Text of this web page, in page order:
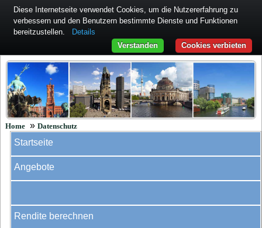
Home » Datenschutz
Startseite
Angebote
Rendite berechnen
Diese Internetseite verwendet Cookies, um die Nutzererfahrung zu
verbessern und den Benutzern bestimmte Dienste und Funktionen
bereitzustellen.
Details
Cookies verbieten
Verstanden